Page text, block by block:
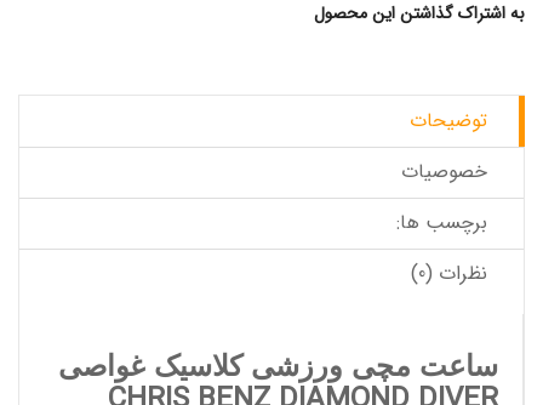
به اشتراک گذاشتن این محصول
توضیحات
خصوصیات
برچسب ها:
نظرات (0)
ساعت مچی ورزشی کلاسیک غواصی